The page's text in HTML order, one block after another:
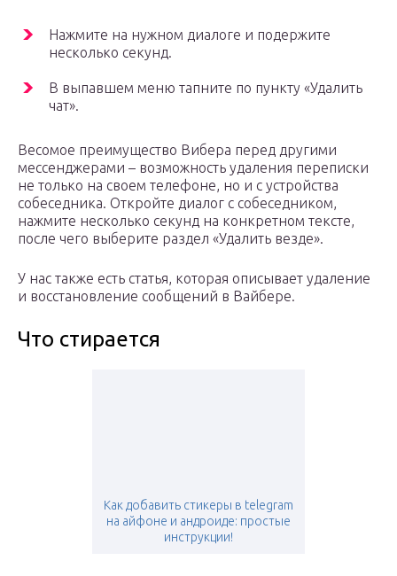
Нажмите на нужном диалоге и подержите
несколько секунд.
В выпавшем меню тапните по пункту «Удалить
чат».
Весомое преимущество Вибера перед другими
мессенджерами – возможность удаления переписки
не только на своем телефоне, но и с устройства
собеседника. Откройте диалог с собеседником,
нажмите несколько секунд на конкретном тексте,
после чего выберите раздел «Удалить везде».
У нас также есть статья, которая описывает удаление
и восстановление сообщений в Вайбере.
Что стирается
Как добавить стикеры в telegram
на айфоне и андроиде: простые
инструкции!